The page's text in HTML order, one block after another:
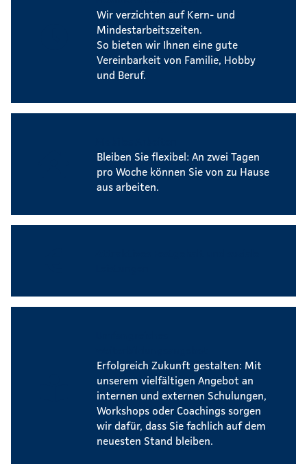
Wir verzichten auf Kern- und
Mindestarbeitszeiten.
So bieten wir Ihnen eine gute
Vereinbarkeit von Familie, Hobby
und Beruf.
Bleiben Sie flexibel: An zwei Tagen
pro Woche können Sie von zu Hause
aus arbeiten.
Erfolgreich Zukunft gestalten: Mit
unserem vielfältigen Angebot an
internen und externen Schulungen,
Workshops oder Coachings sorgen
wir dafür, dass Sie fachlich auf dem
neuesten Stand bleiben.